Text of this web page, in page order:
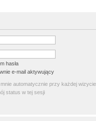
hasła
e-mail aktywujący
mnie automatycznie przy każdej wizycie
status w tej sesji